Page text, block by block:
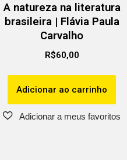
A natureza na literatura
brasileira | Flávia Paula
Carvalho
R$60,00
Adicionar ao carrinho